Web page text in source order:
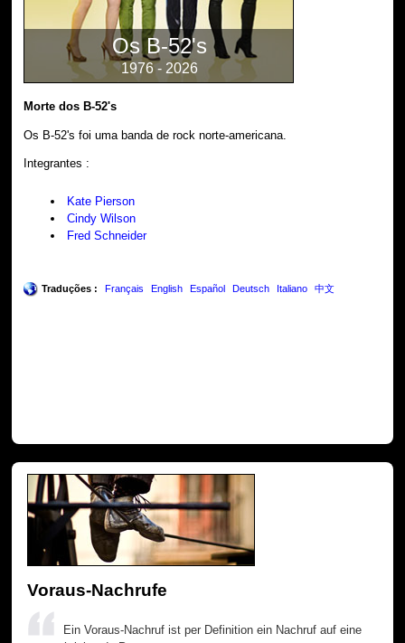
Os B-52's
1976 - 2026
Morte dos B-52's
Os B-52's foi uma banda de rock norte-americana.
Integrantes :
Kate Pierson
Cindy Wilson
Fred Schneider
Traduções : Français English Español Deutsch Italiano 中文
Voraus-Nachrufe
Ein Voraus-Nachruf ist per Definition ein Nachruf auf eine